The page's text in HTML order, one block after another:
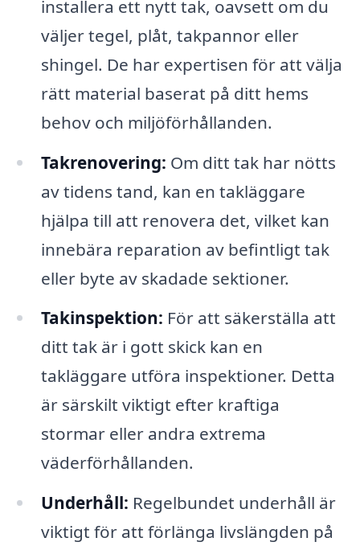
installera ett nytt tak, oavsett om du
väljer tegel, plåt, takpannor eller
shingel. De har expertisen för att välja
rätt material baserat på ditt hems
behov och miljöförhållanden.
Takrenovering: Om ditt tak har nötts
av tidens tand, kan en takläggare
hjälpa till att renovera det, vilket kan
innebära reparation av befintligt tak
eller byte av skadade sektioner.
Takinspektion: För att säkerställa att
ditt tak är i gott skick kan en
takläggare utföra inspektioner. Detta
är särskilt viktigt efter kraftiga
stormar eller andra extrema
väderförhållanden.
Underhåll: Regelbundet underhåll är
viktigt för att förlänga livslängden på